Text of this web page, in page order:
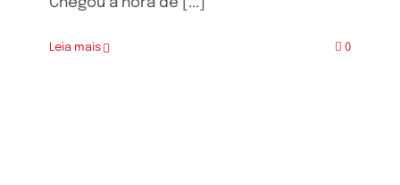
Chegou a hora de [...]
Leia mais 0